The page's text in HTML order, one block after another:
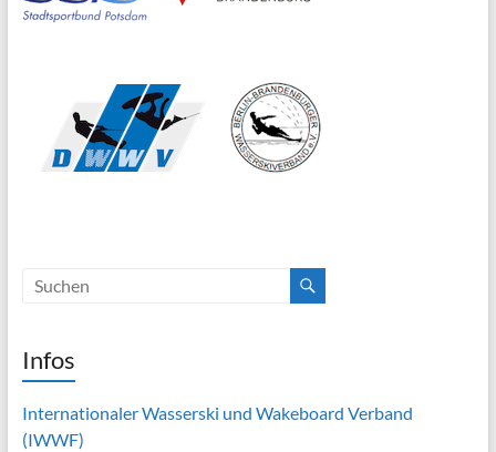
Infos
Internationaler Wasserski und Wakeboard Verband
(IWWF)